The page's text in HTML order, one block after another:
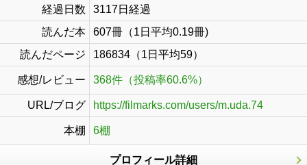
経過日数
3117日経過
読んだ本
607冊（1日平均0.19冊)
読んだページ
186834（1日平均59）
感想/レビュー 368件（投稿率60.6%）
URL/ブログ https://filmarks.com/users/m.uda.74
本棚 6棚
プロフィール詳細